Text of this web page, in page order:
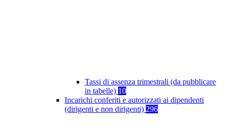
Tassi di assenza trimestrali (da pubblicare
in tabelle) 10
Incarichi conferiti e autorizzati ai dipendenti
(dirigenti e non dirigenti) 296